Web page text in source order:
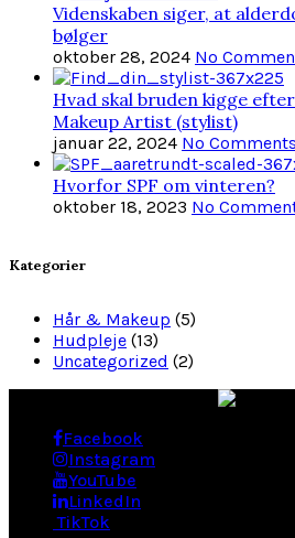
Videnskaben siger, at
bølger
oktober 28, 2024 No
Hvad skal bruden kigge
Makeup Artist (stylist)
januar 22, 2024 No Comments
Hvorfor SPF om vinteren?
oktober 18, 2023 No
Kategorier
Hår & Makeup (5)
Hudpleje (13)
Uncategorized (2)
Facebook
Instagram
YouTube
LinkedIn
TikTok